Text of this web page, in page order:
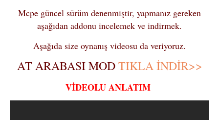
Mcpe güncel sürüm denenmiştir, yapmanız gereken
aşağıdan addonu incelemek ve indirmek.
Aşağıda size oynanış videosu da veriyoruz.
AT ARABASI MODTIKLA İNDİR>>
VİDEOLU ANLATIM